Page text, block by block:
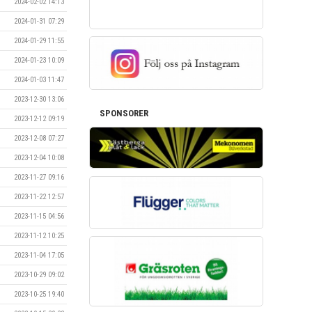
2024-01-31 07:29
2024-01-29 11:55
2024-01-23 10:09
2024-01-03 11:47
2023-12-30 13:06
2023-12-12 09:19
2023-12-08 07:27
2023-12-04 10:08
2023-11-27 09:16
2023-11-22 12:57
2023-11-15 04:56
2023-11-12 10:25
2023-11-04 17:05
2023-10-29 09:02
2023-10-25 19:40
SPONSORER